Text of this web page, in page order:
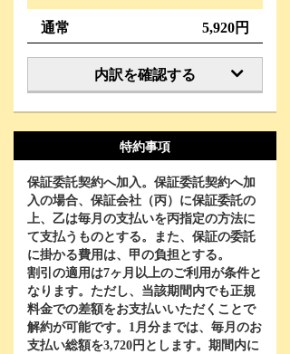
通常 5,920円
内訳を確認する
特約事項
保証委託契約へ加入。保証委託契約へ加
入の場合、保証会社（丙）に保証委託の
上、乙は毎月の支払いを丙指定の方法に
て支払うものとする。また、保証の委託
に掛かる費用は、甲の負担とする。
割引の適用は7ヶ月以上のご利用が条件と
なります。ただし、当該期間内でも正規
料金での差額をお支払いいただくことで
解約が可能です。 1 月分までは、毎月のお
支払い総額を3,720 円とします。期間内に